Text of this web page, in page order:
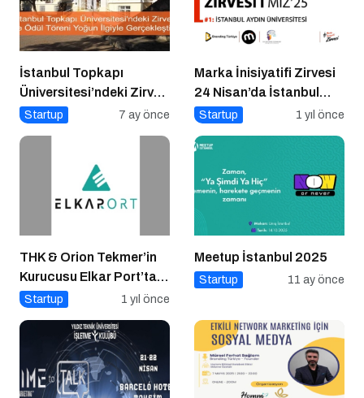
İstanbul Topkapı
Üniversitesi’ndeki Zirve
ve Ödül Töreni Yoğun
Startup 7 ay önce
Marka İnisiyatifi Zirvesi
24 Nisan’da İstanbul
Aydın Üniversitesi’nde!
Startup 1 yıl önce
THK & Orion Tekmer’in
Kurucusu Elkar Port’tan
Savunma Sanayii
Electronics’e Stratejik
Yatırım
Startup 1 yıl önce
Meetup İstanbul 2025
Startup 11 ay önce